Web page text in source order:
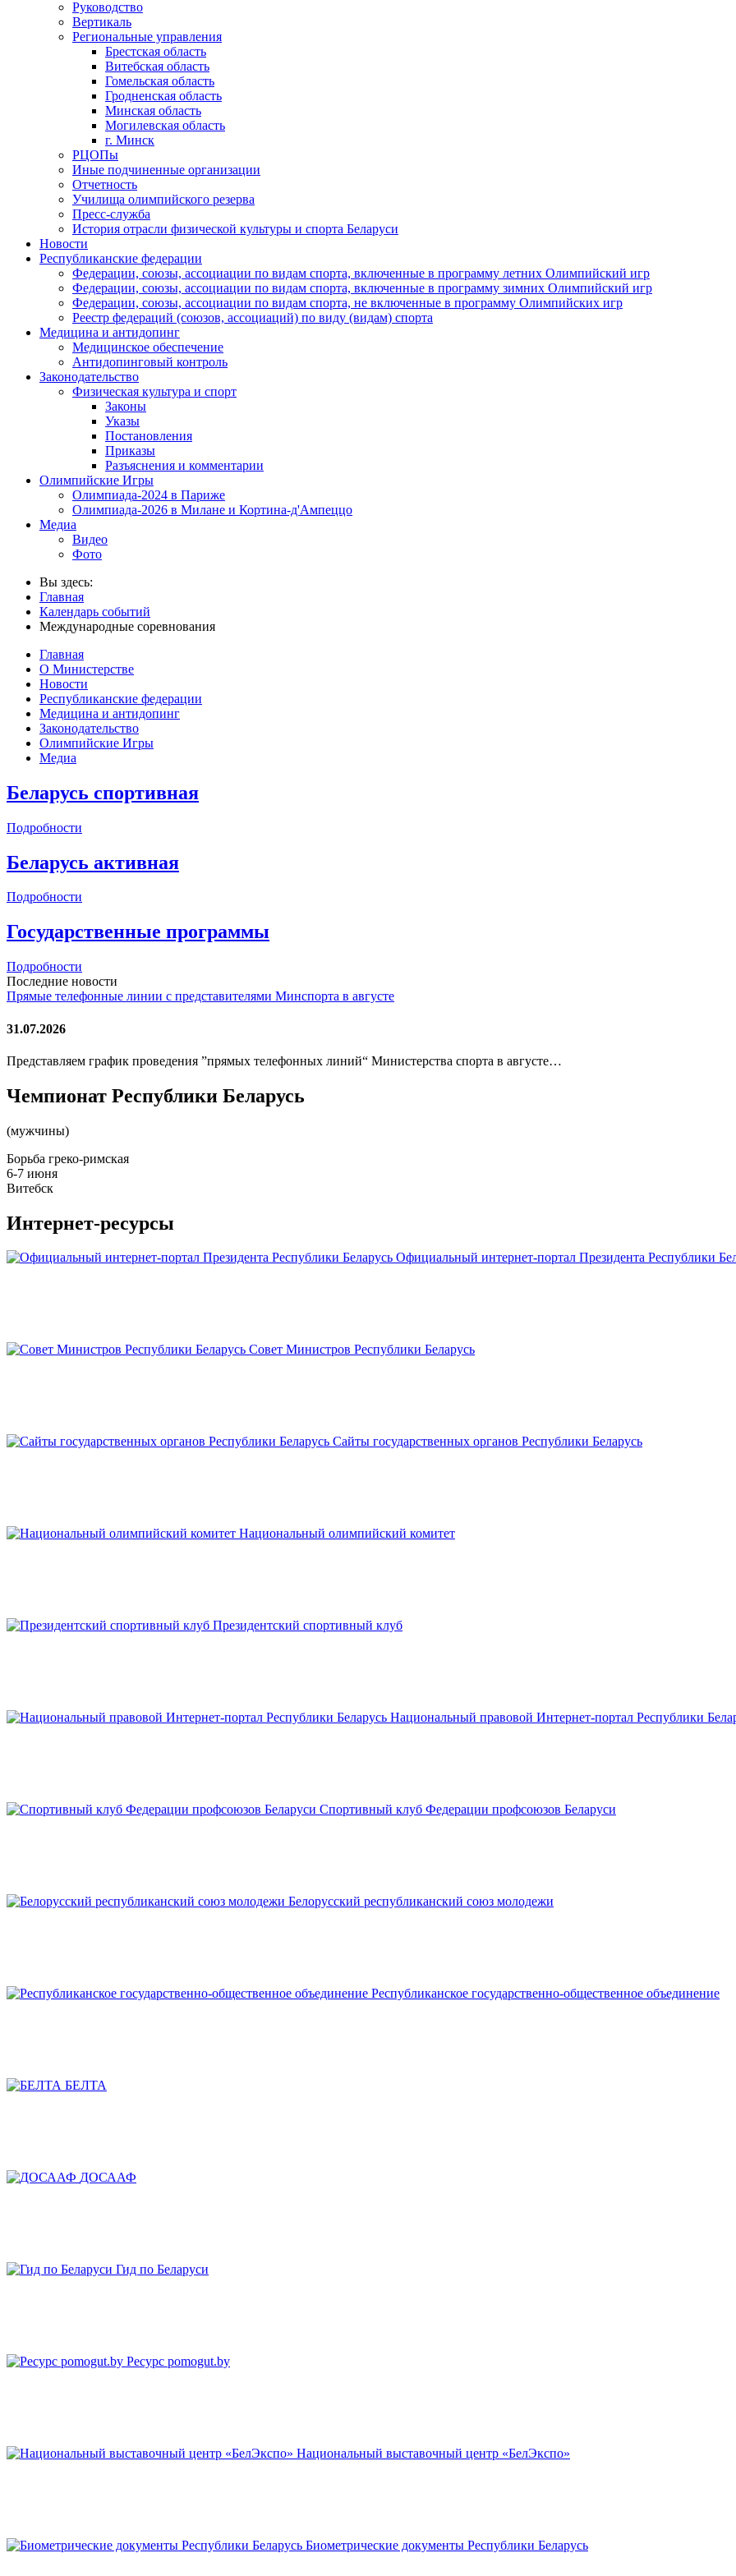
Руководство
Вертикаль
Региональные управления
Брестская область
Витебская область
Гомельская область
Гродненская область
Минская область
Могилевская область
г. Минск
РЦОПы
Иные подчиненные организации
Отчетность
Училища олимпийского резерва
Пресс-служба
История отрасли физической культуры и спорта Беларуси
Новости
Республиканские федерации
Федерации, союзы, ассоциации по видам спорта, включенные в программу летних Олимпийский игр
Федерации, союзы, ассоциации по видам спорта, включенные в программу зимних Олимпийский игр
Федерации, союзы, ассоциации по видам спорта, не включенные в программу Олимпийских игр
Реестр федераций (союзов, ассоциаций) по виду (видам) спорта
Медицина и антидопинг
Медицинское обеспечение
Антидопинговый контроль
Законодательство
Физическая культура и спорт
Законы
Указы
Постановления
Приказы
Разъяснения и комментарии
Олимпийские Игры
Олимпиада-2024 в Париже
Олимпиада-2026 в Милане и Кортина-д'Ампеццо
Медиа
Видео
Фото
Вы здесь:
Главная
Календарь событий
Международные соревнования
Главная
О Министерстве
Новости
Республиканские федерации
Медицина и антидопинг
Законодательство
Олимпийские Игры
Медиа
Беларусь спортивная
Подробности
Беларусь активная
Подробности
Государственные программы
Подробности
Последние новости
Прямые телефонные линии с представителями Минспорта в августе
31.07.2026
Представляем график проведения ”прямых телефонных линий“ Министерства спорта в августе…
Чемпионат Республики Беларусь
(мужчины)
Борьба греко-римская
6-7 июня
Витебск
Интернет-ресурсы
Официальный интернет-портал Президента Республики
Совет Министров Республики Беларусь
Сайты государственных органов Республики Беларусь
Национальный олимпийский комитет
Президентский спортивный клуб
Национальный правовой Интернет-портал Республики
Спортивный клуб Федерации профсоюзов Беларуси
Белорусский республиканский союз молодежи
Республиканское государственно-общественное объединение
БЕЛТА
ДОСААФ
Гид по Беларуси
Ресурс pomogut.by
Национальный выставочный центр «БелЭкспо»
Биометрические документы Республики Беларусь